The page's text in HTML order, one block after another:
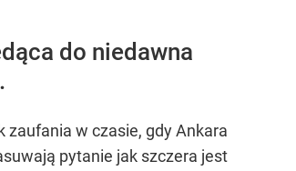
do niedawna
zaufania w czasie, gdy Ankara
pytanie jak szczera jest